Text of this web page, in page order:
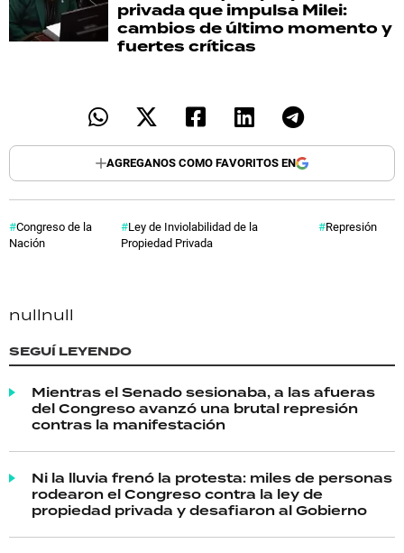
privada que impulsa Milei:
cambios de último momento y
fuertes críticas
AGREGANOS COMO FAVORITOS EN
Congreso de la
Nación
Ley de Inviolabilidad de la
Propiedad Privada
Represión
nullnull
SEGUÍ LEYENDO
Mientras el Senado sesionaba, a las afueras
del Congreso avanzó una brutal represión
contras la manifestación
Ni la lluvia frenó la protesta: miles de personas
rodearon el Congreso contra la ley de
propiedad privada y desafiaron al Gobierno